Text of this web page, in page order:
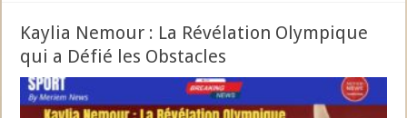
Kaylia Nemour : La Révélation Olympique
qui a Défié les Obstacles